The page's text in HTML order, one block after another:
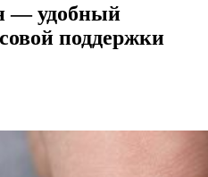
— удобный
поддержки